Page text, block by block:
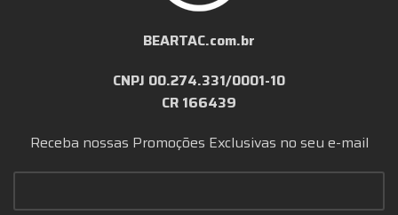
BEARTAC.com.br
CNPJ 00.274.331/0001-10
CR 166439
Receba nossas Promoções Exclusivas no seu e-mail